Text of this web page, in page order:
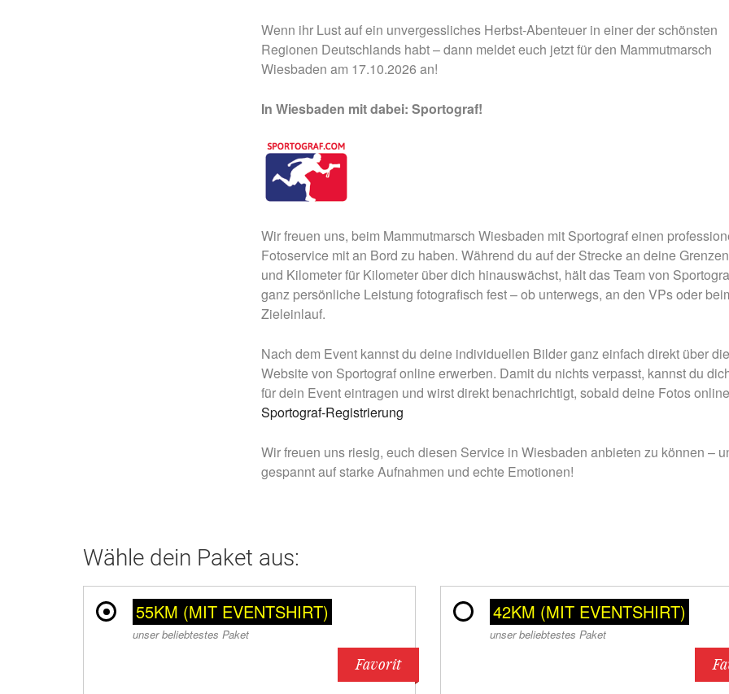
Wenn ihr Lust auf ein unvergessliches Herbst-Abenteuer in einer der schönsten
Regionen Deutschlands habt – dann meldet euch jetzt für den Mammutmarsch
Wiesbaden am 17.10.2026 an!
In Wiesbaden mit dabei: Sportograf!
Wir freuen uns, beim Mammutmarsch Wiesbaden mit Sportograf einen
Fotoservice mit an Bord zu haben. Während du auf der Strecke an deine
und Kilometer für Kilometer über dich hinauswächst, hält das Team von
ganz persönliche Leistung fotografisch fest – ob unterwegs, an den VPs oder
Zieleinlauf.
Nach dem Event kannst du deine individuellen Bilder ganz einfach direkt über die
Website von Sportograf online erwerben. Damit du nichts verpasst, kannst du
für dein Event eintragen und wirst direkt benachrichtigt, sobald deine Fotos
Sportograf-Registrierung
Wir freuen uns riesig, euch diesen Service in Wiesbaden anbieten zu können –
gespannt auf starke Aufnahmen und echte Emotionen!
Wähle dein Paket aus:
55KM (MIT EVENTSHIRT)
unser beliebtestes Paket
Favorit
42KM (MIT EVENTSHIRT)
unser beliebtestes Paket